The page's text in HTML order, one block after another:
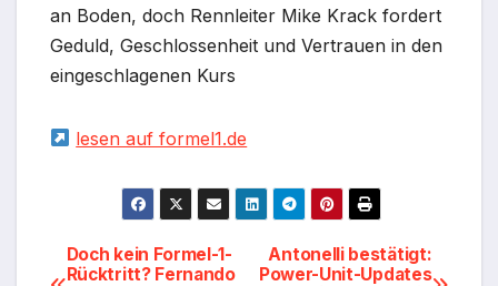
an Boden, doch Rennleiter Mike Krack fordert
Geduld, Geschlossenheit und Vertrauen in den
eingeschlagenen Kurs
lesen auf formel1.de
Beitragsnavigation
Antonelli bestätigt:
Power-Unit-Updates
Doch kein Formel-1-
Rücktritt? Fernando